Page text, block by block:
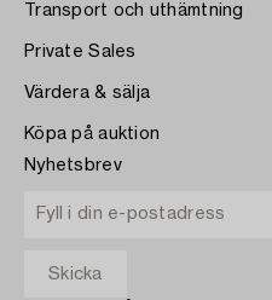
Transport och uthämtning
Private Sales
Värdera & sälja
Köpa på auktion
Nyhetsbrev